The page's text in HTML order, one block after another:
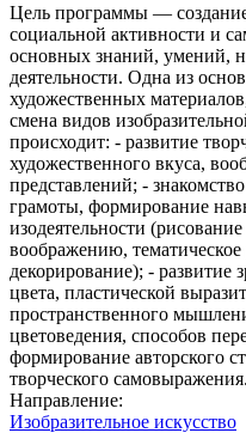
Цель программы —
социальной активности и
основных знаний, умений,
деятельности. Одна из
художественных
смена видов
происходит: - развитие
художественного вкуса,
представлений; -
грамоты, формирование
изодеятельности
воображению,
декорирование); - развитие
цвета, пластической
пространственного
цветоведения, способов
формирование авторского
творческого самовыражения.
Направление:
Изобразительное искусство